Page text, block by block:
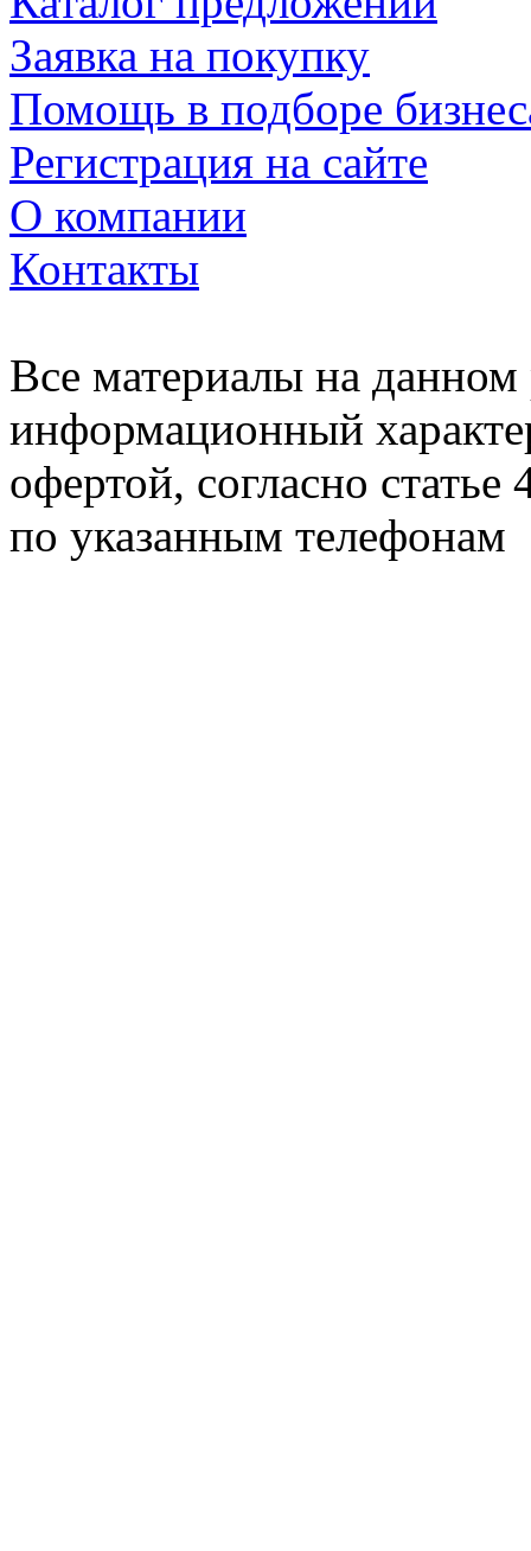
Заявка на покупку
Помощь в подборе
Регистрация на сайте
О компании
Контакты
Все материалы на данном
информационный
офертой, согласно
по указанным телефонам